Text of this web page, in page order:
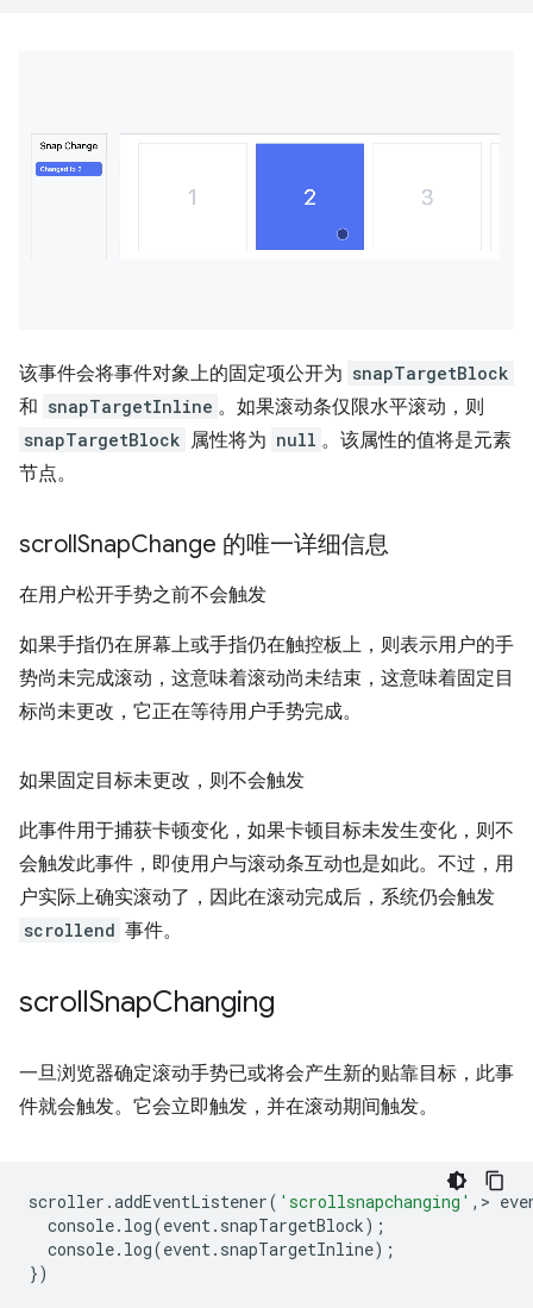
该事件会将事件对象上的固定项公开为 snapTargetBlock
和 snapTargetInline 。如果滚动条仅限水平滚动，则
snapTargetBlock 属性将为 null 。该属性的值将是元素
节点。
scrollSnapChange 的唯一详细信息
在用户松开手势之前不会触发
如果手指仍在屏幕上或手指仍在触控板上，则表示用户的手
势尚未完成滚动，这意味着滚动尚未结束，这意味着固定目
标尚未更改，它正在等待用户手势完成。
如果固定目标未更改，则不会触发
此事件用于捕获卡顿变化，如果卡顿目标未发生变化，则不
会触发此事件，即使用户与滚动条互动也是如此。不过，用
户实际上确实滚动了，因此在滚动完成后，系统仍会触发
scrollend 事件。
scrollSnapChanging
一旦浏览器确定滚动手势已或将会产生新的贴靠目标，此事
件就会触发。它会立即触发，并在滚动期间触发。
scroller .addEventListener( 'scrollsnapchanging' , >
console. log(event. snapTargetBlock);
console. log(event. snapTargetInline);
})